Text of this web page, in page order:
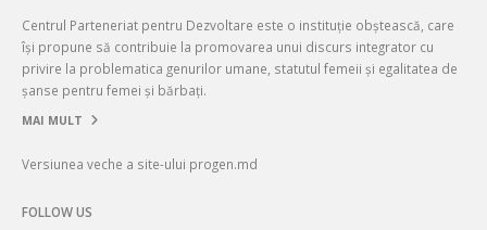
Centrul Parteneriat pentru Dezvoltare este o instituție obștească, care
își propune să contribuie la promovarea unui discurs integrator cu
privire la problematica genurilor umane, statutul femeii și egalitatea de
șanse pentru femei și bărbați.
MAI MULT
Versiunea veche a site-ului progen.md
FOLLOW US